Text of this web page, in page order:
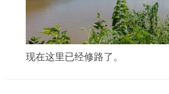
现在这里已经修路了。